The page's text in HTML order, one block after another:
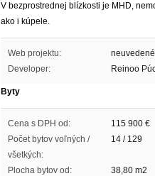
V bezprostrednej blízkosti je MHD,
ako i kúpele.
Web projektu:
neuvedené
Developer:
Reinoo
Byty
Cena s DPH od: 115 900 €
Počet bytov voľných /
všetkých:
14 / 129
Plocha bytov od:
38,80 m2